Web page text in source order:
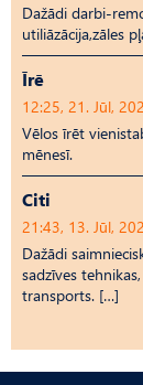
Dažādi darbi-
utiliāzācija,zāles
Īrē
12:25, 21. Jūl,
Vēlos īrēt
mēnesī.
Citi
21:43, 13. Jūl,
Dažādi
sadzīves
transports. […]